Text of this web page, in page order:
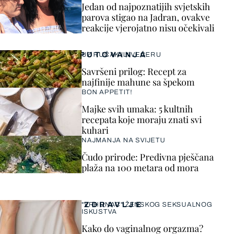
Jedan od najpoznatijih svjetskih
parova stigao na Jadran, ovakve
reakcije vjerojatno nisu očekivali
ZDRAVLJE
"VRHUNAC" ŽENSKOG SEKSUALNOG
ISKUSTVA
Kako do vaginalnog orgazma?
PUTOVANJA
UZ RUČAK ILI VEČERU
Savršeni prilog: Recept za
najfinije mahune sa špekom
BON APPETIT!
Majke svih umaka: 5 kultnih
recepata koje moraju znati svi
kuhari
NAJMANJA NA SVIJETU
Čudo prirode: Predivna pješčana
plaža na 100 metara od mora